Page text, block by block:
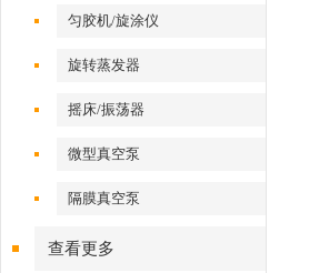
匀胶机/旋涂仪
旋转蒸发器
摇床/振荡器
微型真空泵
隔膜真空泵
查看更多